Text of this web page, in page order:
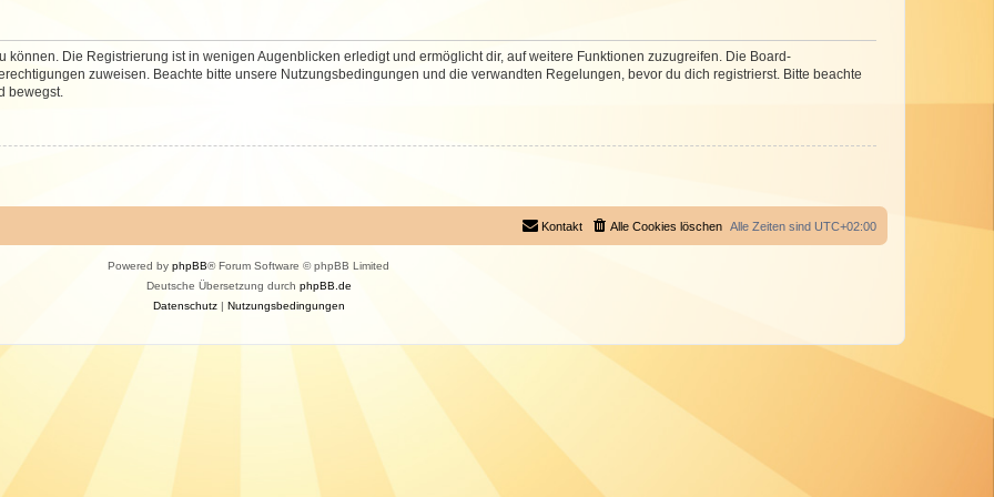
können. Die Registrierung ist in wenigen Augenblicken erledigt und ermöglicht dir, auf weitere Funktionen zuzugreifen. Die Board-
zuweisen. Beachte bitte unsere Nutzungsbedingungen und die verwandten Regelungen, bevor du dich registrierst. Bitte beachte
bewegst.
Alle Zeiten sind UTC+02:00
Alle Cookies löschen
Kontakt
Powered by phpBB® Forum Software © phpBB Limited
Deutsche Übersetzung durch phpBB.de
Datenschutz| Nutzungsbedingungen